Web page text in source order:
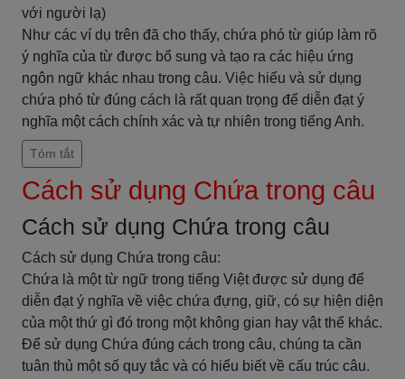
với người lạ)
Như các ví dụ trên đã cho thấy, chứa phó từ giúp làm rõ
ý nghĩa của từ được bổ sung và tạo ra các hiệu ứng
ngôn ngữ khác nhau trong câu. Việc hiểu và sử dụng
chứa phó từ đúng cách là rất quan trọng để diễn đạt ý
nghĩa một cách chính xác và tự nhiên trong tiếng Anh.
Tóm tắt
Cách sử dụng Chứa trong câu
Cách sử dụng Chứa trong câu
Cách sử dụng Chứa trong câu:
Chứa là một từ ngữ trong tiếng Việt được sử dụng để
diễn đạt ý nghĩa về việc chứa đựng, giữ, có sự hiện diện
của một thứ gì đó trong một không gian hay vật thể khác.
Để sử dụng Chứa đúng cách trong câu, chúng ta cần
tuân thủ một số quy tắc và có hiểu biết về cấu trúc câu.